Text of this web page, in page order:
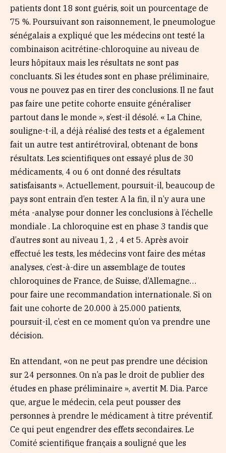
patients dont 18 sont guéris, soit un pourcentage de
75 %. Poursuivant son raisonnement, le pneumologue
sénégalais a expliqué que les médecins ont testé la
combinaison acitrétine-chloroquine au niveau de
leurs hôpitaux mais les résultats ne sont pas
concluants. Si les études sont en phase préliminaire,
vous ne pouvez pas en tirer des conclusions. Il ne faut
pas faire une petite cohorte ensuite généraliser
partout dans le monde », s’est-il désolé. « La Chine,
souligne-t-il, a déjà réalisé des tests et a également
fait un autre test antirétroviral, obtenant de bons
résultats. Les scientifiques ont essayé plus de 30
médicaments, 4 ou 6 ont donné des résultats
satisfaisants ». Actuellement, poursuit-il, beaucoup de
pays sont entrain d’en tester. A la fin, il n’y aura une
méta -analyse pour donner les conclusions à l’échelle
mondiale . La chloroquine est en phase 3 tandis que
d’autres sont au niveau 1, 2 , 4 et 5. Après avoir
effectué les tests, les médecins vont faire des métas
analyses, c’est-à-dire un assemblage de toutes
chloroquines de France, de Suisse, d’Allemagne…
pour faire une recommandation internationale. Si on
fait une cohorte de 20.000 à 25.000 patients,
poursuit-il, c’est en ce moment qu’on va prendre une
décision.
En attendant, «on ne peut pas prendre une décision
sur 24 personnes. On n’a pas le droit de publier des
études en phase préliminaire », avertit M. Dia. Parce
que, argue le médecin, cela peut pousser des
personnes à prendre le médicament à titre préventif.
Ce qui peut engendrer des effets secondaires. Le
Comité scientifique français a souligné que les